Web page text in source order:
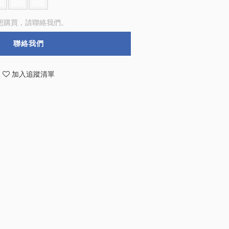
購買，請聯絡我們。
聯絡我們
加入追蹤清單